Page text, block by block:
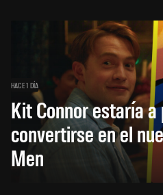
HACE 1 DÍA
Kit Connor estaría a
convertirse en el
Men